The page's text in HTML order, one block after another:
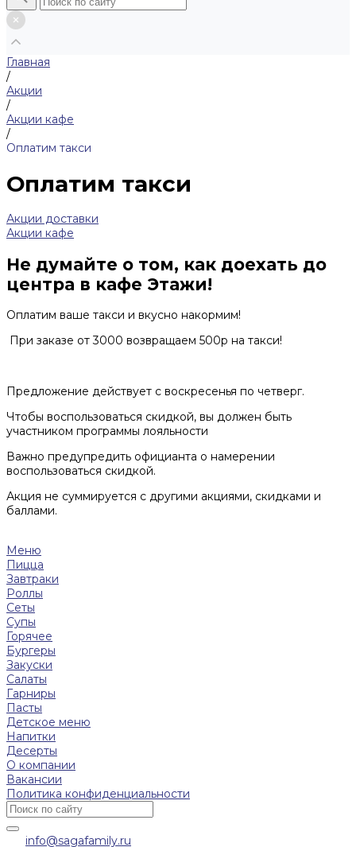
Главная
/
Акции
/
Акции кафе
/
Оплатим такси
Оплатим такси
Акции доставки
Акции кафе
Не думайте о том, как доехать до
центра в кафе Этажи!
Оплатим ваше такси и вкусно накормим!
При заказе от 3000 возвращаем 500р на такси!
Предложение действует с воскресенья по четверг.
Чтобы воспользоваться скидкой, вы должен быть
участником программы лояльности
Важно предупредить официанта о намерении
воспользоваться скидкой.
Акция не суммируется с другими акциями, скидками и
баллами.
Меню
Пицца
Завтраки
Роллы
Сеты
Супы
Горячее
Бургеры
Закуски
Салаты
Гарниры
Пасты
Детское меню
Напитки
Десерты
О компании
Вакансии
Политика конфиденциальности
info@sagafamily.ru